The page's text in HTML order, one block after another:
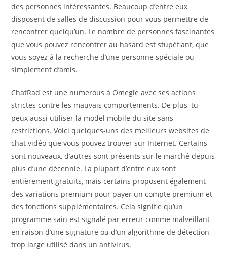
des personnes intéressantes. Beaucoup d’entre eux
disposent de salles de discussion pour vous permettre de
rencontrer quelqu’un. Le nombre de personnes fascinantes
que vous pouvez rencontrer au hasard est stupéfiant, que
vous soyez à la recherche d’une personne spéciale ou
simplement d’amis.
ChatRad est une numerous à Omegle avec ses actions
strictes contre les mauvais comportements. De plus, tu
peux aussi utiliser la model mobile du site sans
restrictions. Voici quelques-uns des meilleurs websites de
chat vidéo que vous pouvez trouver sur Internet. Certains
sont nouveaux, d’autres sont présents sur le marché depuis
plus d’une décennie. La plupart d’entre eux sont
entièrement gratuits, mais certains proposent également
des variations premium pour payer un compte premium et
des fonctions supplémentaires. Cela signifie qu’un
programme sain est signalé par erreur comme malveillant
en raison d’une signature ou d’un algorithme de détection
trop large utilisé dans un antivirus.